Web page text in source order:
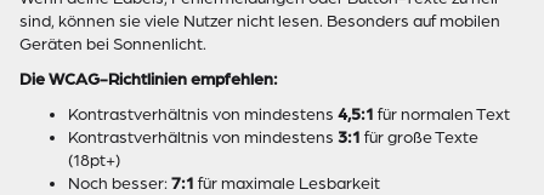
sind, können sie viele Nutzer nicht lesen. Besonders auf mobilen
Geräten bei Sonnenlicht.
Die WCAG-Richtlinien empfehlen:
Kontrastverhältnis von mindestens 4,5:1 für normalen Text
Kontrastverhältnis von mindestens 3:1 für große Texte
(18pt+)
Noch besser: 7:1 für maximale Lesbarkeit